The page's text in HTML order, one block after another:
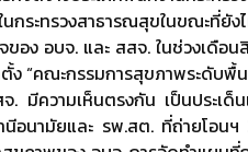
ะทรวงสาธารณสุขในขณะที่ยังไ
อง อบจ. และ สสจ. ในช่วงเดือ
“คณะกรรมการสุขภาพระดับพื้
ความเห็นตรงกัน เป็นประเด็
อนามัยและ รพ.สต. ที่ถ่ายโอน